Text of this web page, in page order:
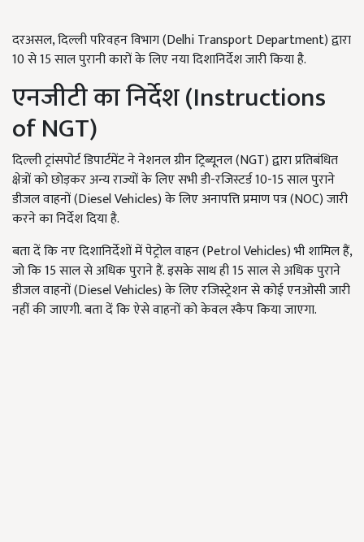
दरअसल, दिल्ली परिवहन विभाग (Delhi Transport Department) द्वारा
10 से 15 साल पुरानी कारों के लिए नया दिशानिर्देश जारी किया है.
एनजीटी का निर्देश (Instructions
of NGT)
दिल्ली ट्रांसपोर्ट डिपार्टमेंट ने नेशनल ग्रीन ट्रिब्यूनल (NGT) द्वारा प्रतिबंधित
क्षेत्रों को छोड़कर अन्य राज्यों के लिए सभी डी-रजिस्टर्ड 10-15 साल पुराने
डीजल वाहनों (Diesel Vehicles) के लिए अनापत्ति प्रमाण पत्र (NOC) जारी
करने का निर्देश दिया है.
बता दें कि नए दिशानिर्देशों में पेट्रोल वाहन (Petrol Vehicles) भी शामिल हैं,
जो कि 15 साल से अधिक पुराने हैं. इसके साथ ही 15 साल से अधिक पुराने
डीजल वाहनों (Diesel Vehicles) के लिए रजिस्ट्रेशन से कोई एनओसी जारी
नहीं की जाएगी. बता दें कि ऐसे वाहनों को केवल स्कैप किया जाएगा.